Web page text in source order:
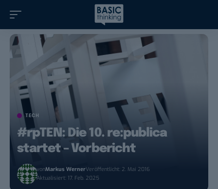
TECH
#rpTEN: Die 10. re:publica
startet – Vorbericht
vonMarkus WernerVeröffentlicht: 2. Mai 2016
Aktualisiert: 17. Feb. 2025